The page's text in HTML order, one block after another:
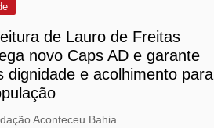
de Lauro de Freitas
novo Caps AD e garante
dignidade e acolhimento para
Aconteceu Bahia